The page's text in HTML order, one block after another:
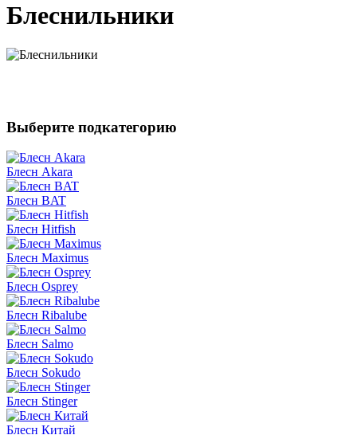
Блеснильники
Выберите подкатегорию
Блесн Akara
Блесн BAT
Блесн Hitfish
Блесн Maximus
Блесн Osprey
Блесн Ribalube
Блесн Salmo
Блесн Sokudo
Блесн Stinger
Блесн Китай